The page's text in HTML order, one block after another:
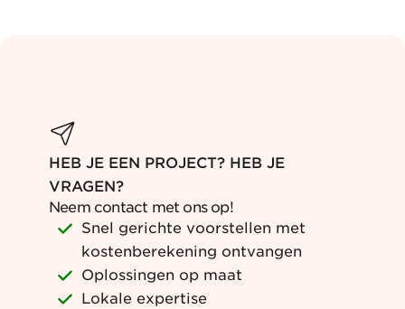
HEB JE EEN PROJECT? HEB JE
VRAGEN?
Neem contact met ons op!
Snel gerichte voorstellen met
kostenberekening ontvangen
Oplossingen op maat
Lokale expertise